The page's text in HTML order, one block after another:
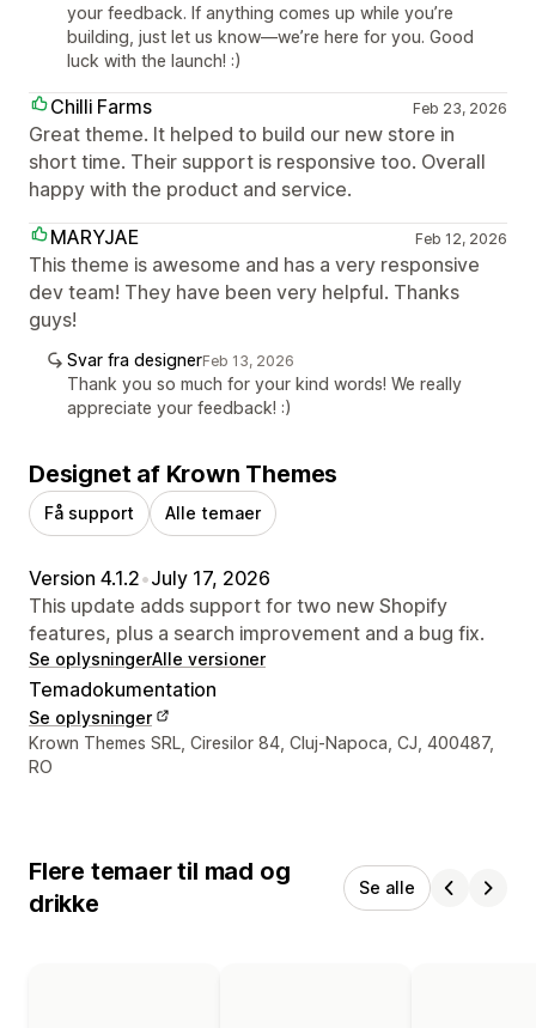
your feedback. If anything comes up while you’re
building, just let us know—we’re here for you. Good
luck with the launch! :)
Chilli Farms Feb 23, 2026
Great theme. It helped to build our new store in
short time. Their support is responsive too. Overall
happy with the product and service.
MARYJAE
Feb 12, 2026
This theme is awesome and has a very responsive
dev team! They have been very helpful. Thanks
guys!
Svar fra designerFeb 13, 2026
Thank you so much for your kind words! We really
appreciate your feedback! :)
Designet af Krown Themes
Få support Alle temaer
Version 4.1.2•July 17, 2026
This update adds support for two new Shopify
features, plus a search improvement and a bug fix.
Se oplysningerAlle versioner
Temadokumentation
Se oplysninger
Se kontaktoplysninger
Krown Themes SRL, Ciresilor 84, Cluj-Napoca, CJ, 400487,
RO
Flere temaer til mad og
drikke
Se alle